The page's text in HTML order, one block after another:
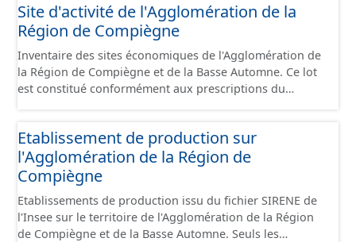
Site d'activité de l'Agglomération de la
Région de Compiègne
Inventaire des sites économiques de l'Agglomération de
la Région de Compiègne et de la Basse Automne. Ce lot
est constitué conformément aux prescriptions du
Etablissement de production sur
l'Agglomération de la Région de
Compiègne
Etablissements de production issu du fichier SIRENE de
l'Insee sur le territoire de l'Agglomération de la Région
de Compiègne et de la Basse Automne. Seuls les